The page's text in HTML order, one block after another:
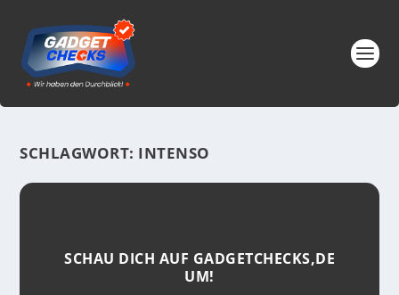
SCHLAGWORT: INTENSO
SCHAU DICH AUF GADGETCHECKS,DE
UM!